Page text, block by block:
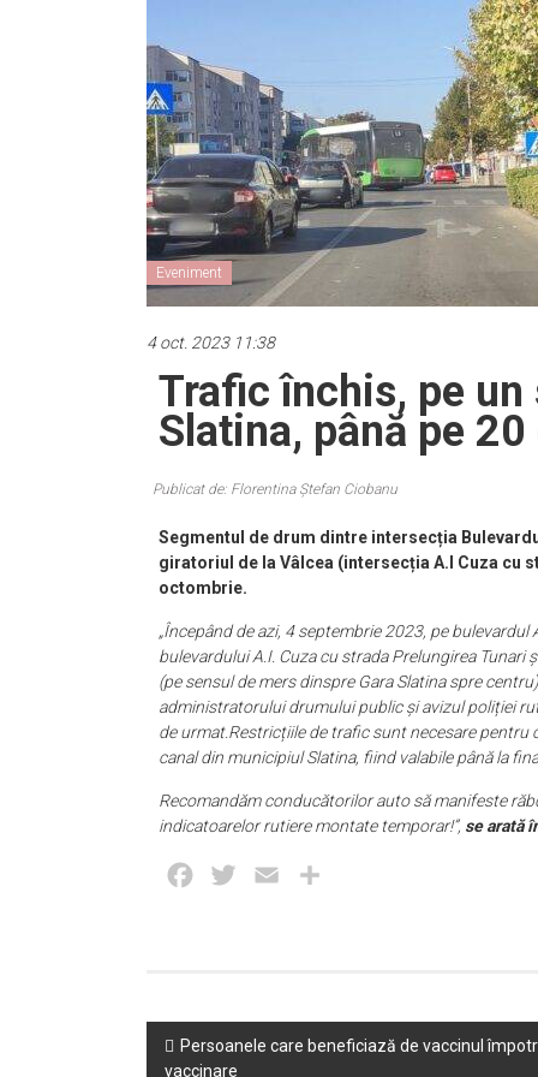
Eveniment
4 oct. 2023 11:38
Trafic închis, pe
Slatina, până pe
Publicat de: Florentina Ștefan Ciobanu
Segmentul de drum dintre intersecția
giratoriul de la Vâlcea (intersecția A.I Cuza cu
octombrie.
„Începând de azi, 4 septembrie 2023, pe
bulevardului A.I. Cuza cu strada Prelungirea Tunari
(pe sensul de mers dinspre Gara Slatina spre
administratorului drumului public și avizul poliției
de urmat.Restricțiile de trafic sunt necesare pentru
canal din municipiul Slatina, fiind valabile până la
Recomandăm conducătorilor auto să manifeste
indicatoarelor rutiere montate temporar!”, se arată
Facebook
Twitter Email
Post
Persoanele care beneficiază de vaccinul
vaccinare